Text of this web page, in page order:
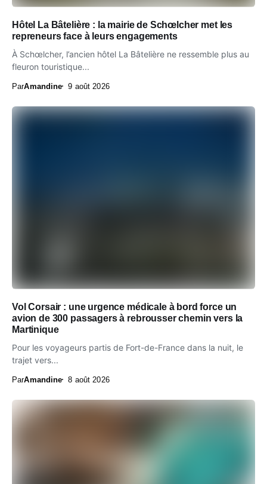
Hôtel La Bâtelière : la mairie de Schœlcher met les
repreneurs face à leurs engagements
À Schœlcher, l’ancien hôtel La Bâtelière ne ressemble plus au
fleuron touristique...
ParAmandine 9 août 2026
Vol Corsair : une urgence médicale à bord force un
avion de 300 passagers à rebrousser chemin vers la
Martinique
Pour les voyageurs partis de Fort-de-France dans la nuit, le
trajet vers...
ParAmandine 8 août 2026